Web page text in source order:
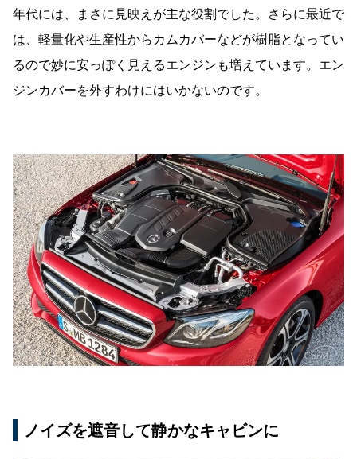
年代には、まさに見映えが主な役割でした。さらに最近で
は、軽量化や生産性からカムカバーなどが樹脂となってい
るので妙に安っぽく見えるエンジンも増えています。エン
ジンカバーを外すわけにはいかないのです。
ノイズを遮音して静かなキャビンに